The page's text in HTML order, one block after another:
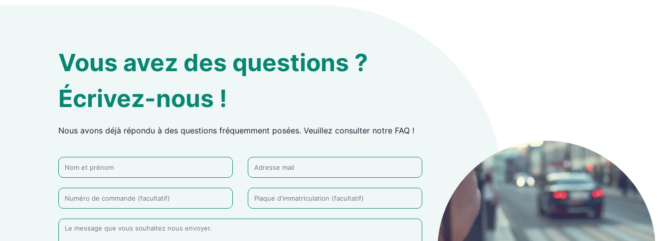
Vous avez des questions ?
Écrivez-nous !
Nous avons déjà répondu à des questions fréquemment posées. Veuillez consulter notre FAQ !